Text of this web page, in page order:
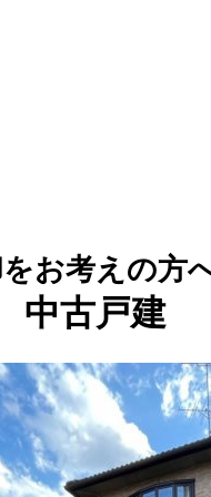
お考えの方
中古戸建